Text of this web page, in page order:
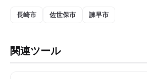
長崎市 佐世保市 諫早市
関連ツール